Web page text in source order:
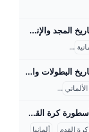
بوروسيا دورتموند: تاريخ المجد والإنجازات التاريخية بوروسيا دورتموند هو واحد من أعرق وأشهر الأندية في تاريخ كرة القدم الألمانية والعالمية، حيث تأسس في 19 ديسمبر 1909 بمدينة دورتموند الألمانية، وهو النادي الذي يحمل ألوان الأصفر والأسود. يتميز الفريق بتاريخ حافل بالإنجازات المحلية والقارية، ويرتبط اسمه بتاريخ عريق من المنافسات والألقاب التي حققها عبر أكثر من قرن من الزمن، بالإضافة إلى قاعدة جماهيرية ضخمة تعادل أكثر من 100 ألف عضو رسمياً، ويشتهر ملعبه “سيجنال إيدونا بارك” الذي يتسع لنحو 81,264 متفرج والذي يعد من أكبر وأفضل الملاعب في أوروبا، ويعرف المدرج الشهير “الجدار الأصفر” باعتباره واحدًا من أكثر المدرجات حماسًا في كرة القدم العالمية.
بوروسيا دورتموند: تاريخ البطولات والشغف الكروي بوروسيا دورتموند هو أحد أعرق وأشهر الأندية الألمانية في كرة القدم، تأسس عام 1909 في مدينة دورتموند الواقعة في ولاية شمال الراين-وستفاليا. يتميز النادي بالألوان الأصفر والأسود التي أصبحت رمزا معروفا يعكس شغف الفريق وجماهيره العريضة التي تملأ ملعبه الرسمي “سيجنال إيدونا بارك” بسعة تتجاوز 81,000 متفرج، وهو من أكبر وأشهر الملاعب في أوروبا، ويشتهر بمدرج “الجدار الأصفر” الذي يعتبر واحداً من أروع مدرجات المشجعين في كرة القدم العالمية. على الصعيد المحلي، يمتلك بوروسيا دورتموند سجلًا مدهشًا في الدوري الألماني “البوندسليجا” إذ توج باللقب في 8 مناسبات مختلفة منها أعوام 1956، 1957، 1963، ثم في فترة التسعينيات أعوام 1995 و1996، وأحدثها في العقود الأخيرة في 2011 و2012.
بوروسيا دورتموند: أسطورة كرة القدم الألمانية بوروسيا دورتموند هو نادٍ ألماني عريق تأسس في 19 ديسمبر 1909 بمدينة دورتموند الواقعة في منطقة الرور، شمال غرب ألمانيا، ويُعرف رسميًا باسم “بوروسيا دورتموند 09”. منذ تأسيسه، أصبح النادي رمزًا رياضيًا وثقافيًا هامًا في ألمانيا، حيث يمتلك قاعدة جماهيرية كبيرة تجاوزت 81,000 متفرج في ملعبه “سيغنال إيدونا بارك”، وهو أكبر ملعب في ألمانيا من حيث السعة. استقطب النادي عددًا من أبرز لاعبي كرة القدم وأسطوراته مثل يورغن كلينسمان وروبرت ليفاندوفسكي، مما أسهم في رفع مكانته ليس فقط محليًا بل وعالميًا.
كرة القدم ألمانيا